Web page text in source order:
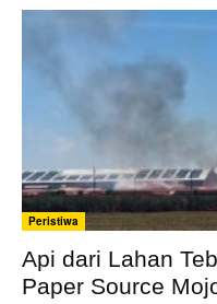
Peristiwa
Api dari Lahan
Paper Source